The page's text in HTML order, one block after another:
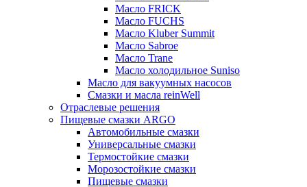
Масло FRICK
Масло FUCHS
Масло Kluber Summit
Масло Sabroe
Масло Trane
Масло холодильное Suniso
Масло для вакуумных насосов
Смазки и масла reinWell
Отраслевые решения
Пищевые смазки ARGO
Автомобильные смазки
Универсальные смазки
Термостойкие смазки
Морозостойкие смазки
Пищевые смазки